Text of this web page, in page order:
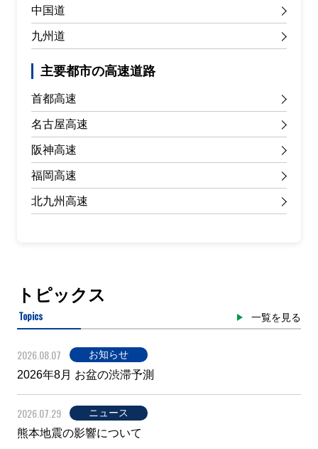
中国道
九州道
主要都市の高速道路
首都高速
名古屋高速
阪神高速
福岡高速
北九州高速
トピックス
Topics 一覧を見る
2026.08.07 お知らせ
2026年8月 お盆の渋滞予測
2026.07.29 ニュース
熊本地震の影響について